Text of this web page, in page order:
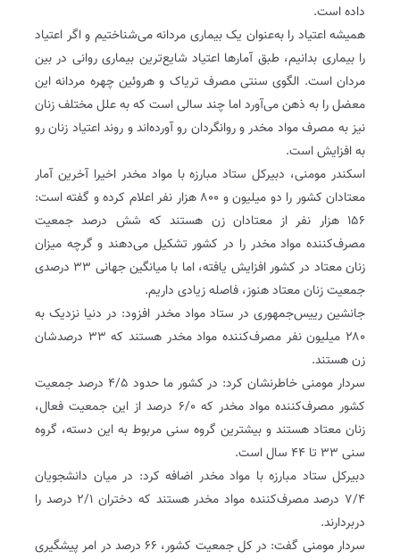
داده است.
همیشه اعتیاد را به‌عنوان یک بیماری مردانه می‌شناختیم و اگر اعتیاد
را بیماری بدانیم، طبق آمارها اعتیاد شایع‌ترین بیماری روانی در بین
مردان است. الگوی سنتی مصرف تریاک و هروئین چهره مردانه این
معضل را به ذهن می‌آورد اما چند سالی است که به علل مختلف زنان
نیز به مصرف مواد مخدر و روانگردان رو آورده‌اند و روند اعتیاد زنان رو
به افزایش است.
اسکندر مومنی، دبیرکل ستاد مبارزه با مواد مخدر اخیرا آخرین آمار
معتادان کشور را دو میلیون و ۸۰۰ هزار نفر اعلام کرده و گفته است:
۱۵۶ هزار نفر از معتادان زن هستند که شش درصد جمعیت
مصرف‌کننده مواد مخدر را در کشور تشکیل می‌دهند و گرچه میزان
زنان معتاد در کشور افزایش یافته، اما با میانگین جهانی ۳۳ درصدی
جمعیت زنان معتاد هنوز، فاصله زیادی داریم.
جانشین رییس‌جمهوری در ستاد مواد مخدر افزود: در دنیا نزدیک به
۲۸۰ میلیون نفر مصرف‌کننده مواد مخدر هستند که ۳۳ درصدشان
زن هستند.
سردار مومنی خاطرنشان کرد: در کشور ما حدود ۴/۵ درصد جمعیت
کشور مصرف‌کننده مواد مخدر که ۶/۰ درصد از این جمعیت فعال،
زنان معتاد هستند و بیشترین گروه سنی مربوط به این دسته، گروه
سنی ۳۳ تا ۴۴ سال است.
دبیرکل ستاد مبارزه با مواد مخدر اضافه کرد: در میان دانشجویان
۷/۴ درصد مصرف‌کننده مواد مخدر هستند که دختران ۲/۱ درصد را
دربردارند.
سردار مومنی گفت: در کل جمعیت کشور، ۶۶ درصد در امر پیشگیری